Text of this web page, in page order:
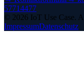
57714477
© 2026 IoT Use Case.
ImpressumDatenschutz